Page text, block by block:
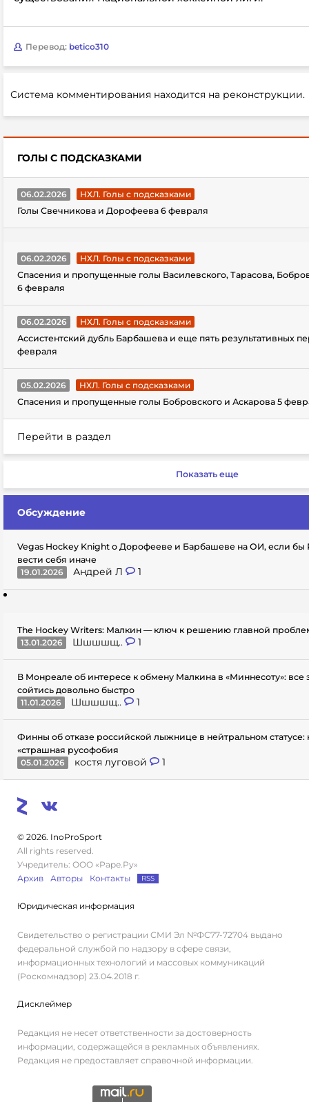
Перевод: betico310
Система комментирования находится на реконструкции.
ГОЛЫ С ПОДСКАЗКАМИ
06.02.2026
НХЛ. Голы с подсказками
Голы Свечникова и Дорофеева 6 февраля
06.02.2026
НХЛ. Голы с подсказками
Спасения и пропущенные голы Василевского, Тарасова,
6 февраля
06.02.2026
НХЛ. Голы с подсказками
Ассистентский дубль Барбашева и еще пять результативных
февраля
05.02.2026
НХЛ. Голы с подсказками
Спасения и пропущенные голы Бобровского и Аскарова 5
Перейти в раздел
Показать еще
Обсуждение
Vegas Hockey Knight о Дорофееве и Барбашеве на ОИ, если бы
вести себя иначе
19.01.2026
Андрей Л 1
The Hockey Writers: Малкин — ключ к решению главной
13.01.2026
Шшшшщ.. 1
В Монреале об интересе к обмену Малкина в «Миннесоту»: все
сойтись довольно быстро
11.01.2026
Шшшшщ.. 1
Финны об отказе российской лыжнице в нейтральном статусе:
«страшная русофобия
05.01.2026
костя луговой 1
© 2026. InoProSport
All rights reserved.
Учредитель: ООО «Раре.Ру»
Архив
Авторы Контакты RSS
Юридическая информация
Свидетельство о регистрации СМИ Эл №ФС77-72704 выдано
федеральной службой по надзору в сфере связи,
информационных технологий и массовых коммуникаций
(Роскомнадзор) 23.04.2018 г.
Дисклеймер
Редакция не несет ответственности за достоверность
информации, содержащейся в рекламных объявлениях.
Редакция не предоставляет справочной информации.